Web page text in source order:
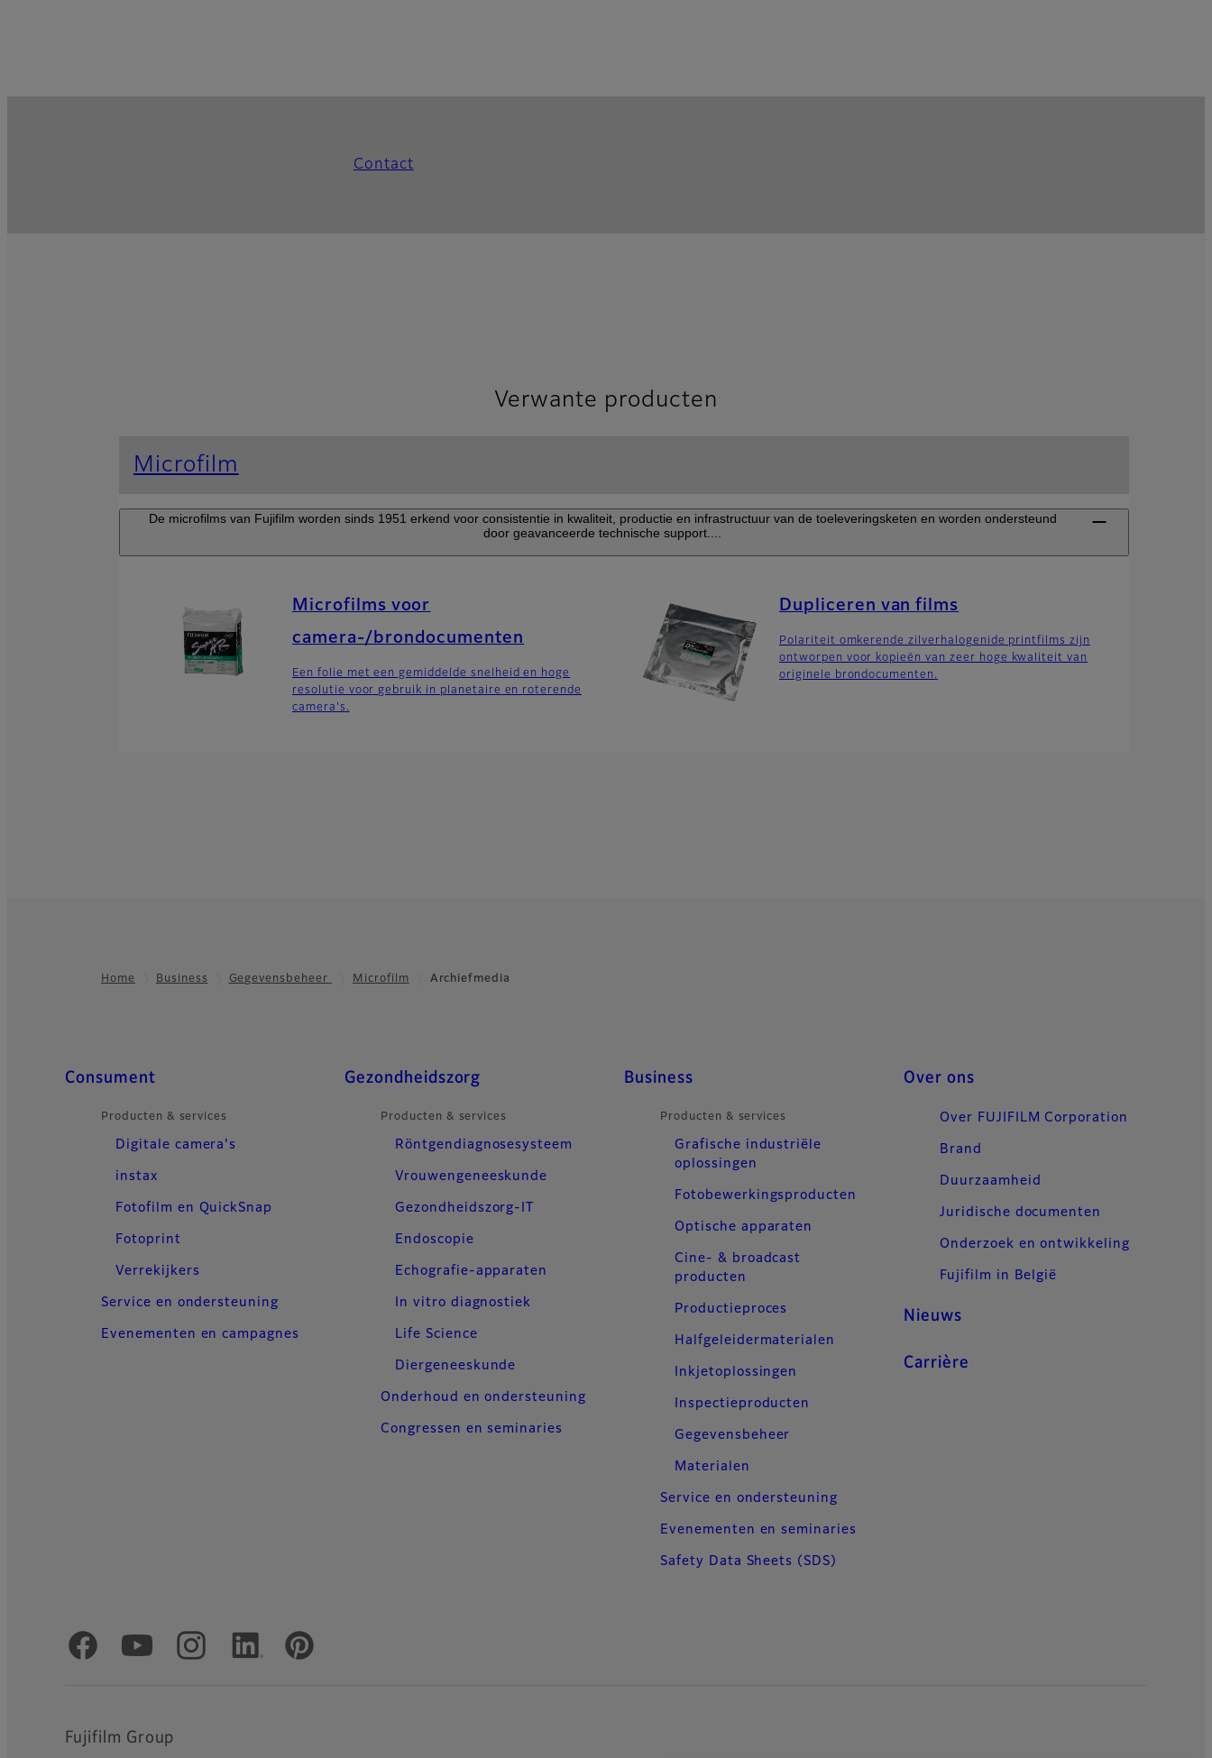
Contact
Verwante producten
Microfilm
De microfilms van Fujifilm worden sinds 1951 erkend voor consistentie in kwaliteit, productie en infrastructuur van de toeleveringsketen en worden ondersteund
door geavanceerde technische support....
Microfilms voor
camera-/brondocumenten
Een folie met een gemiddelde snelheid en hoge
resolutie voor gebruik in planetaire en roterende
camera's.
Dupliceren van films
Polariteit omkerende zilverhalogenide printfilms zijn
ontworpen voor kopieën van zeer hoge kwaliteit van
originele brondocumenten.
Home Business Gegevensbeheer Microfilm Archiefmedia
Quick Links
Consument
Producten & services
Digitale camera's
instax
Fotofilm en QuickSnap
Fotoprint
Verrekijkers
Service en ondersteuning
Evenementen en campagnes
Gezondheidszorg
Producten & services
Röntgendiagnosesysteem
Vrouwengeneeskunde
Gezondheidszorg-IT
Endoscopie
Echografie-apparaten
In vitro diagnostiek
Life Science
Diergeneeskunde
Onderhoud en ondersteuning
Congressen en seminaries
Business
Producten & services
Grafische industriële
oplossingen
Fotobewerkingsproducten
Optische apparaten
Cine- & broadcast
producten
Productieproces
Halfgeleidermaterialen
Inkjetoplossingen
Inspectieproducten
Gegevensbeheer
Materialen
Service en ondersteuning
Evenementen en seminaries
Safety Data Sheets (SDS)
Over ons
Over FUJIFILM Corporation
Brand
Duurzaamheid
Juridische documenten
Onderzoek en ontwikkeling
Fujifilm in België
Nieuws
Carrière
Officiële sociale media
Fujifilm Group